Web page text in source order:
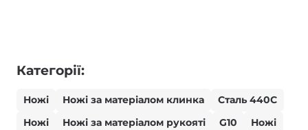
Категорії:
Ножі Ножі за матеріалом клинка
Сталь 440С
Ножі
Ножі за матеріалом рукояті G10
Ножі